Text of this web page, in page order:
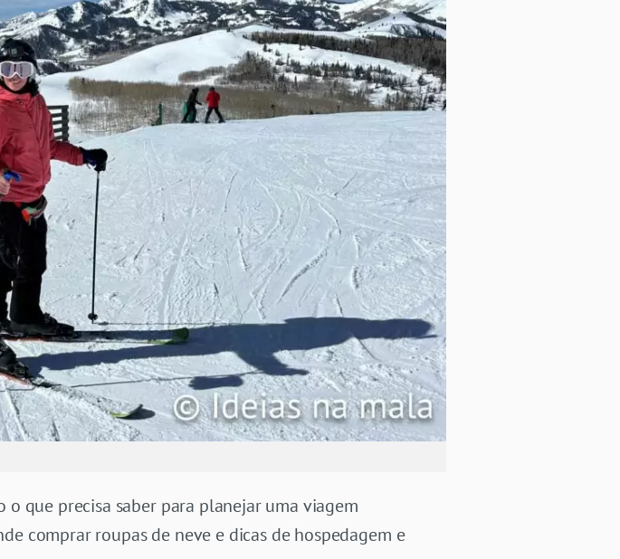
o que precisa saber para planejar uma viagem
comprar roupas de neve e dicas de hospedagem e